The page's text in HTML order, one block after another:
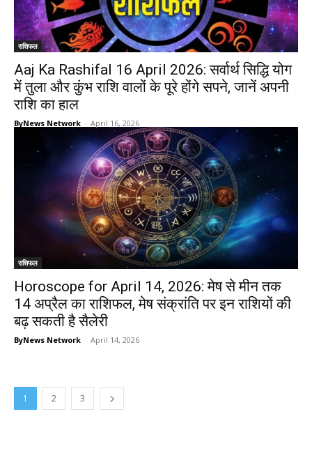
राशिफल
Aaj Ka Rashifal 16 April 2026: सर्वार्थ सिद्धि योग
में तुला और कुंभ राशि वालों के पूरे होंगे सपने, जानें अपनी
राशि का हाल
ByNews Network - April 16, 2026
राशिफल
Horoscope for April 14, 2026: मेष से मीन तक
14 अप्रैल का राशिफल, मेष संक्रांति पर इन राशियों की
बढ़ सकती है सैलेरी
ByNews Network - April 14, 2026
1 2 3